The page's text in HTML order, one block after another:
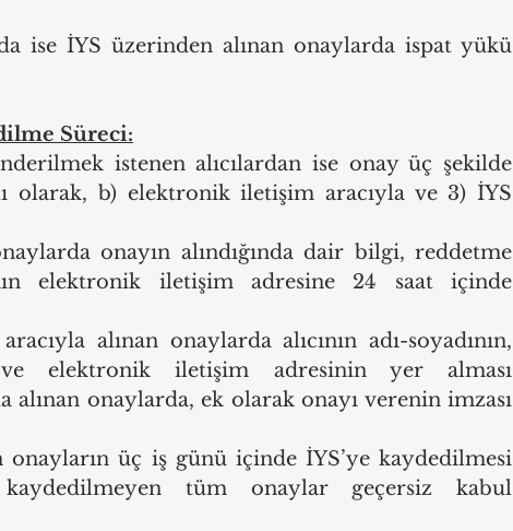
ise İYS üzerinden alınan onaylarda ispat yükü
Süreci:
istenen alıcılardan ise onay üç şekilde
olarak, b) elektronik iletişim aracıyla ve 3) İYS
onayın alındığında dair bilgi, reddetme
elektronik iletişim adresine 24 saat içinde
alınan onaylarda alıcının adı-soyadının,
elektronik iletişim adresinin yer alması
onaylarda, ek olarak onayı verenin imzası
onayların üç iş günü içinde İYS’ye kaydedilmesi
kaydedilmeyen tüm onaylar geçersiz kabul